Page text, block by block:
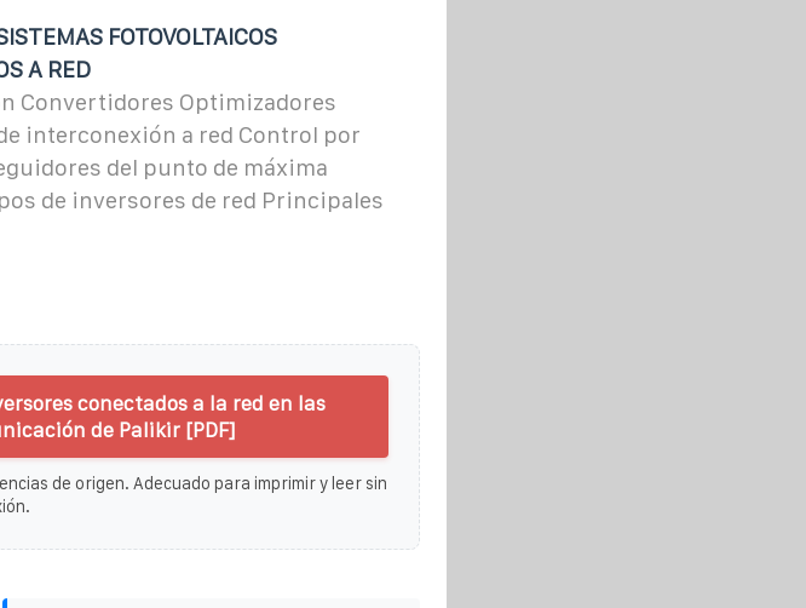
FOTOVOLTAICOS
A RED
Convertidores Optimizadores
interconexión a red Control por
del punto de máxima
de inversores de red Principales
conectados a la red en las
de Palikir [PDF]
de origen. Adecuado para imprimir y leer sin